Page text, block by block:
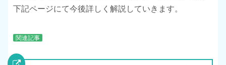
下記ページにて今後詳しく解説していきます。
関連記事